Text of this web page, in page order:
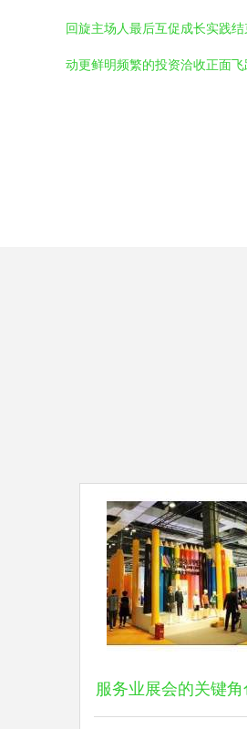
回旋主场人最后互促成长实践
动更鲜明频繁的投资洽收正面
服务业展会的关键